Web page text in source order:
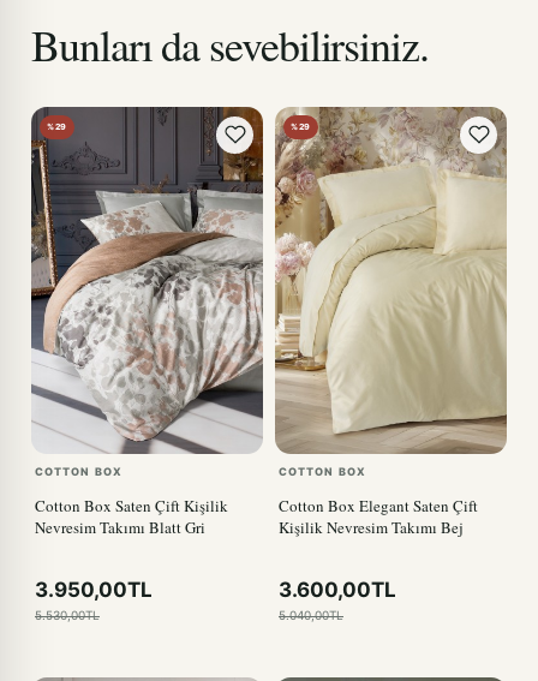
Bunları da sevebilirsiniz.
%29
COTTON BOX
Cotton Box Saten Çift Kişilik
Nevresim Takımı Blatt Gri
3.950,00TL
5.530,00TL
%29
COTTON BOX
Cotton Box Elegant Saten Çift
Kişilik Nevresim Takımı Bej
3.600,00TL
5.040,00TL